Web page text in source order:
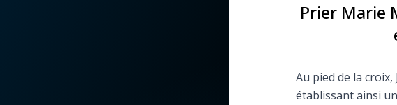
Les premiers samedis
Prier Marie
Au pied de la
établissant ainsi